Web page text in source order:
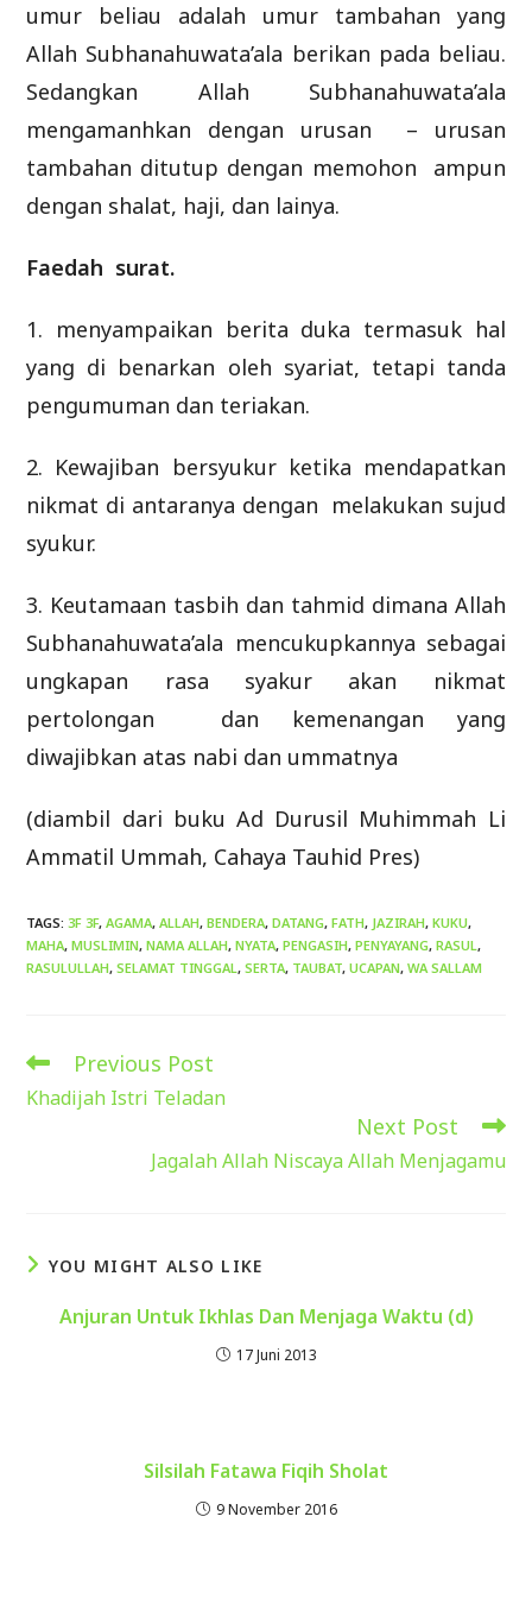
umur beliau adalah umur tambahan yang
Allah Subhanahuwata’ala berikan pada beliau.
Sedangkan Allah Subhanahuwata’ala
mengamanhkan dengan urusan – urusan
tambahan ditutup dengan memohon ampun
dengan shalat, haji, dan lainya.
Faedah surat.
1. menyampaikan berita duka termasuk hal
yang di benarkan oleh syariat, tetapi tanda
pengumuman dan teriakan.
2. Kewajiban bersyukur ketika mendapatkan
nikmat di antaranya dengan melakukan sujud
syukur.
3. Keutamaan tasbih dan tahmid dimana Allah
Subhanahuwata’ala mencukupkannya sebagai
ungkapan rasa syakur akan nikmat
pertolongan dan kemenangan yang
diwajibkan atas nabi dan ummatnya
(diambil dari buku Ad Durusil Muhimmah Li
Ammatil Ummah, Cahaya Tauhid Pres)
TAGS:3F 3F, AGAMA, ALLAH, BENDERA, DATANG, FATH, JAZIRAH, KUKU,
MAHA, MUSLIMIN, NAMA ALLAH, NYATA, PENGASIH, PENYAYANG, RASUL,
RASULULLAH, SELAMAT TINGGAL, SERTA, TAUBAT, UCAPAN, WA SALLAM
Read
articles
Previous Post
Khadijah Istri Teladan
Next Post
Jagalah Allah Niscaya Allah Menjagamu
YOU MIGHT ALSO LIKE
Anjuran Untuk Ikhlas Dan Menjaga Waktu (d)
17 Juni 2013
Silsilah Fatawa Fiqih Sholat
9 November 2016